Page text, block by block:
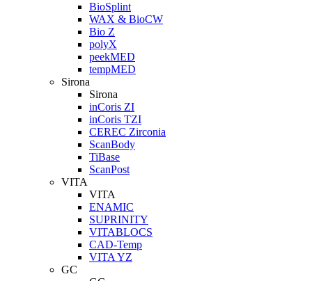
BioSplint
WAX & BioCW
Bio Z
polyX
peekMED
tempMED
Sirona
Sirona
inCoris ZI
inCoris TZI
CEREC Zirconia
ScanBody
TiBase
ScanPost
VITA
VITA
ENAMIC
SUPRINITY
VITABLOCS
CAD-Temp
VITA YZ
GC